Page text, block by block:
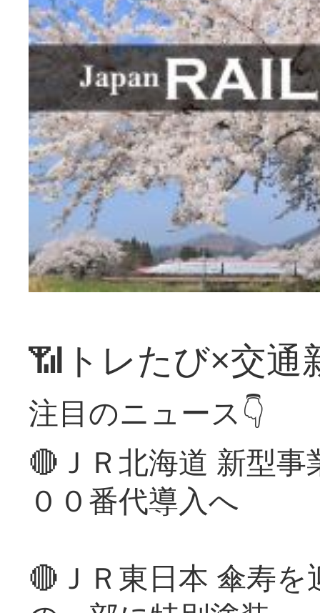
📶トレたび×交通
注目のニュース👇
🔴ＪＲ北海道 新型
００番代導入へ
🔴ＪＲ東日本 傘寿